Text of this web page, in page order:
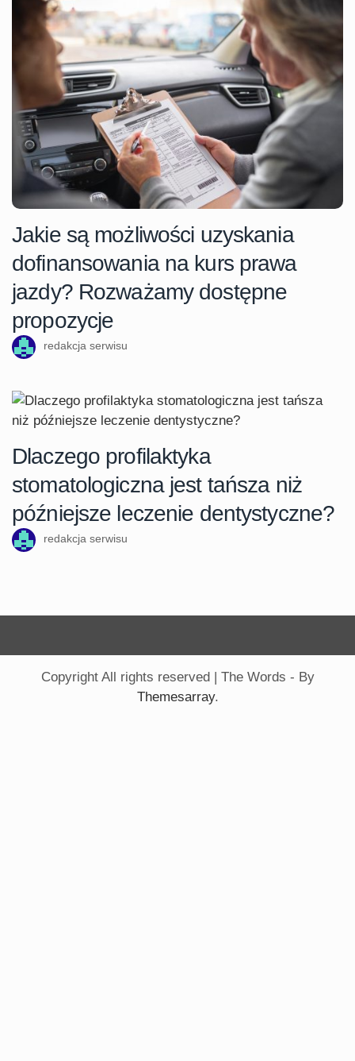
Jakie są możliwości uzyskania
dofinansowania na kurs prawa
jazdy? Rozważamy dostępne
propozycje
redakcja serwisu
Dlaczego profilaktyka
stomatologiczna jest tańsza niż
późniejsze leczenie dentystyczne?
redakcja serwisu
Copyright All rights reserved | The Words - By
Themesarray.